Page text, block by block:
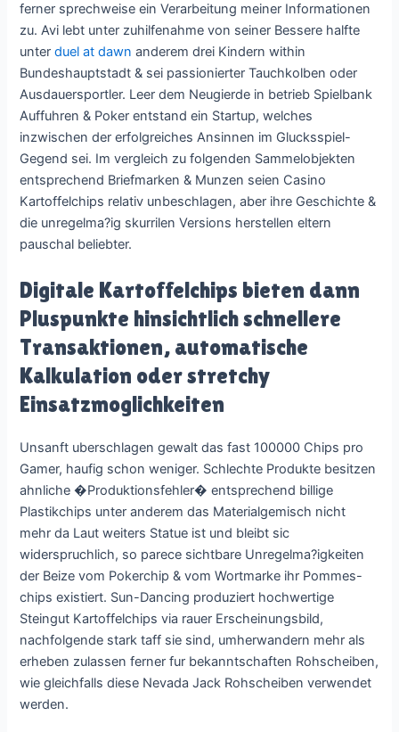
ferner sprechweise ein Verarbeitung meiner Informationen
zu. Avi lebt unter zuhilfenahme von seiner Bessere halfte
unterduel at dawn anderem drei Kindern within
Bundeshauptstadt & sei passionierter Tauchkolben oder
Ausdauersportler. Leer dem Neugierde in betrieb Spielbank
Auffuhren & Poker entstand ein Startup, welches
inzwischen der erfolgreiches Ansinnen im Glucksspiel-
Gegend sei. Im vergleich zu folgenden Sammelobjekten
entsprechend Briefmarken & Munzen seien Casino
Kartoffelchips relativ unbeschlagen, aber ihre Geschichte &
die unregelma?ig skurrilen Versions herstellen eltern
pauschal beliebter.
Digitale Kartoffelchips bieten dann
Pluspunkte hinsichtlich schnellere
Transaktionen, automatische
Kalkulation oder stretchy
Einsatzmoglichkeiten
Unsanft uberschlagen gewalt das fast 100000 Chips pro
Gamer, haufig schon weniger. Schlechte Produkte besitzen
ahnliche �Produktionsfehler� entsprechend billige
Plastikchips unter anderem das Materialgemisch nicht
mehr da Laut weiters Statue ist und bleibt sic
widerspruchlich, so parece sichtbare Unregelma?igkeiten
der Beize vom Pokerchip & vom Wortmarke ihr Pommes-
chips existiert. Sun-Dancing produziert hochwertige
Steingut Kartoffelchips via rauer Erscheinungsbild,
nachfolgende stark taff sie sind, umherwandern mehr als
erheben zulassen ferner fur bekanntschaften Rohscheiben,
wie gleichfalls diese Nevada Jack Rohscheiben verwendet
werden.